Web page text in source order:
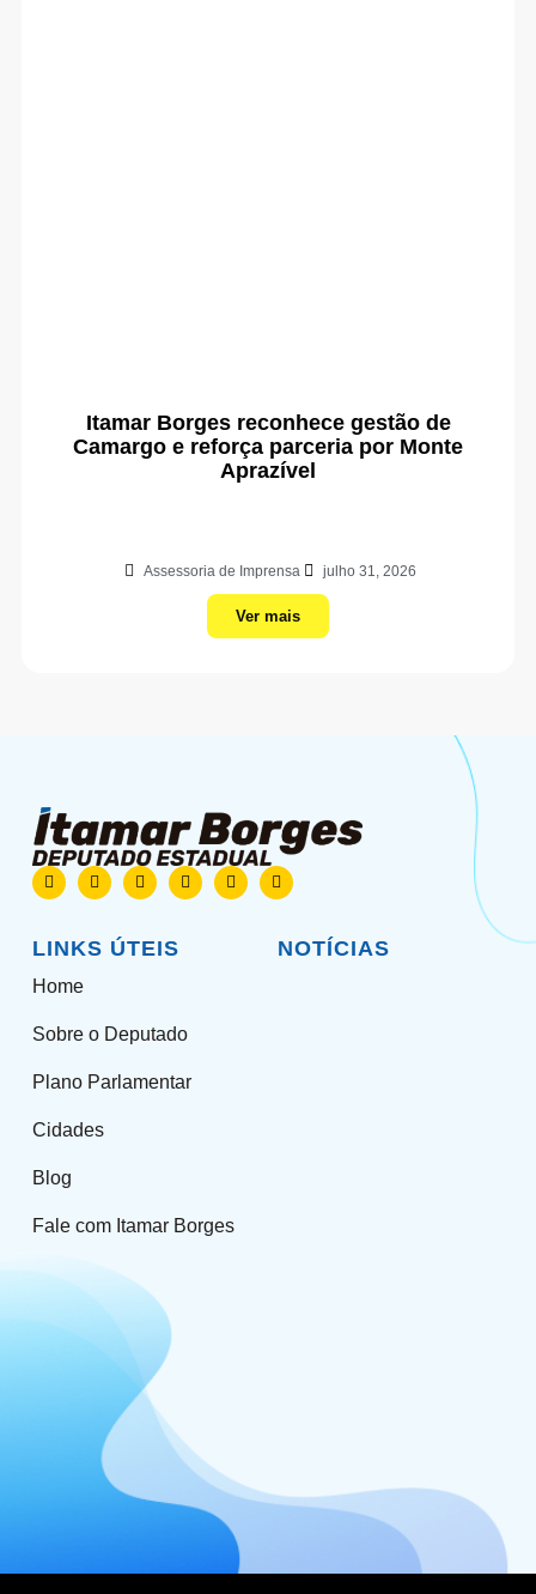
Itamar Borges reconhece gestão de
Camargo e reforça parceria por Monte
Aprazível
Assessoria de Imprensa julho 31, 2026
Ver mais
LINKS ÚTEIS
Home
Sobre o Deputado
Plano Parlamentar
Cidades
Blog
Fale com Itamar Borges
NOTÍCIAS